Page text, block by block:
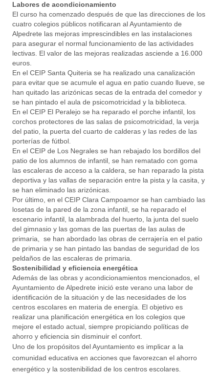
Labores de acondicionamiento
El curso ha comenzado después de que las direcciones de los
cuatro colegios públicos notificaran al Ayuntamiento de
Alpedrete las mejoras imprescindibles en las instalaciones
para asegurar el normal funcionamiento de las actividades
lectivas. El valor de las mejoras realizadas asciende a 16.000
euros.
En el CEIP Santa Quiteria se ha realizado una canalización
para evitar que se acumule el agua en patio cuando llueve, se
han quitado las arizónicas secas de la entrada del comedor y
se han pintado el aula de psicomotricidad y la biblioteca.
En el CEIP El Peralejo se ha reparado el porche infantil, los
corchos protectores de las salas de psicomotricidad, la verja
del patio, la puerta del cuarto de calderas y las redes de las
porterías de fútbol.
En el CEIP de Los Negrales se han rebajado los bordillos del
patio de los alumnos de infantil, se han rematado con goma
las escaleras de acceso a la caldera, se han reparado la pista
deportiva y las vallas de separación entre la pista y la casita, y
se han eliminado las arizónicas.
Por último, en el CEIP Clara Campoamor se han cambiado las
losetas de la pared de la zona infantil, se ha reparado el
escenario infantil, la alambrada del huerto, la junta del suelo
del gimnasio y las gomas de las puertas de las aulas de
primaria, se han abordado las obras de cerrajería en el patio
de primaria y se han pintado las bandas de seguridad de los
peldaños de las escaleras de primaria.
Sostenibilidad y eficiencia energética
Además de las obras y acondicionamientos mencionados, el
Ayuntamiento de Alpedrete inició este verano una labor de
identificación de la situación y de las necesidades de los
centros escolares en materia de energía. El objetivo es
realizar una planificación energética en los colegios que
mejore el estado actual, siempre propiciando políticas de
ahorro y eficiencia sin disminuir el confort.
Uno de los propósitos del Ayuntamiento es implicar a la
comunidad educativa en acciones que favorezcan el ahorro
energético y la sostenibilidad de los centros escolares.